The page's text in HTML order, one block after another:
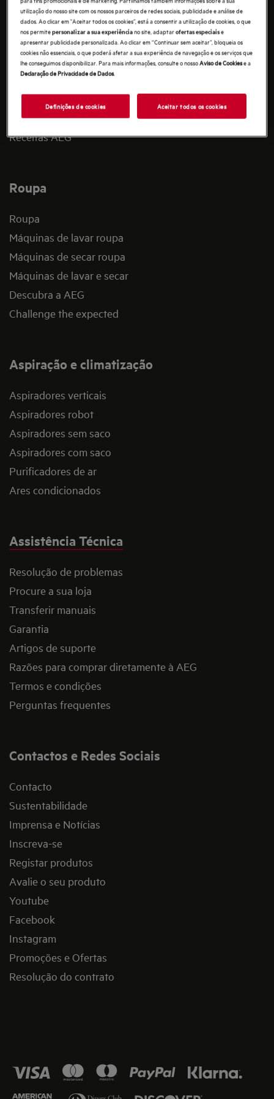
Máquinas de lavar loiça
Frio
Combinados
Frigoríficos
Congeladores
Exaustores
Acesórios para cozinhar
Receitas AEG
Roupa
Roupa
Máquinas de lavar roupa
Máquinas de secar roupa
Máquinas de lavar e secar
Descubra a AEG
Challenge the expected
Aspiração e climatização
Aspiradores verticais
Aspiradores robot
Aspiradores sem saco
Aspiradores com saco
Purificadores de ar
Ares condicionados
Assistência Técnica
Resolução de problemas
Procure a sua loja
Transferir manuais
Garantia
Artigos de suporte
Razões para comprar diretamente à AEG
Termos e condições
Perguntas frequentes
Contactos e Redes Sociais
Contacto
Sustentabilidade
Imprensa e Notícias
Inscreva-se
Registar produtos
Avalie o seu produto
Youtube
Facebook
Instagram
Promoções e Ofertas
Resolução do contrato
utilização do nosso site com os nossos parceiros de redes sociais, publicidade e análise de
dados. Ao clicar em "Aceitar todos os cookies”, está a consentir a utilização de cookies, o que
nos permitepersonalizar a sua experiênciano site, adaptarofertas especiaise
apresentar publicidade personalizada. Ao clicar em “Continuar sem aceitar”, bloqueia os
cookies não essenciais, o que poderá afetar a sua experiência de navegação e os serviços que
lhe conseguimos disponibilizar. Para mais informações, consulte o nossoAviso de Cookiese a
Declaração de Privacidade de Dados.
Definições de cookies Aceitar todos os cookies